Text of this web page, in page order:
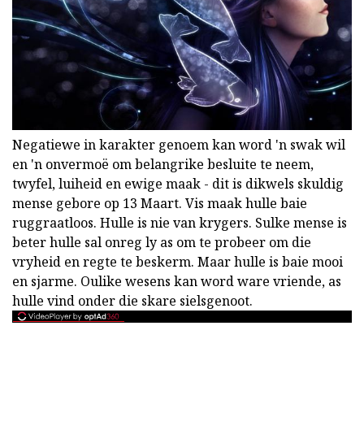
Negatiewe in karakter genoem kan word 'n swak wil
en 'n onvermoë om belangrike besluite te neem,
twyfel, luiheid en ewige maak - dit is dikwels skuldig
mense gebore op 13 Maart. Vis maak hulle baie
ruggraatloos. Hulle is nie van krygers. Sulke mense is
beter hulle sal onreg ly as om te probeer om die
vryheid en regte te beskerm. Maar hulle is baie mooi
en sjarme. Oulike wesens kan word ware vriende, as
hulle vind onder die skare sielsgenoot.